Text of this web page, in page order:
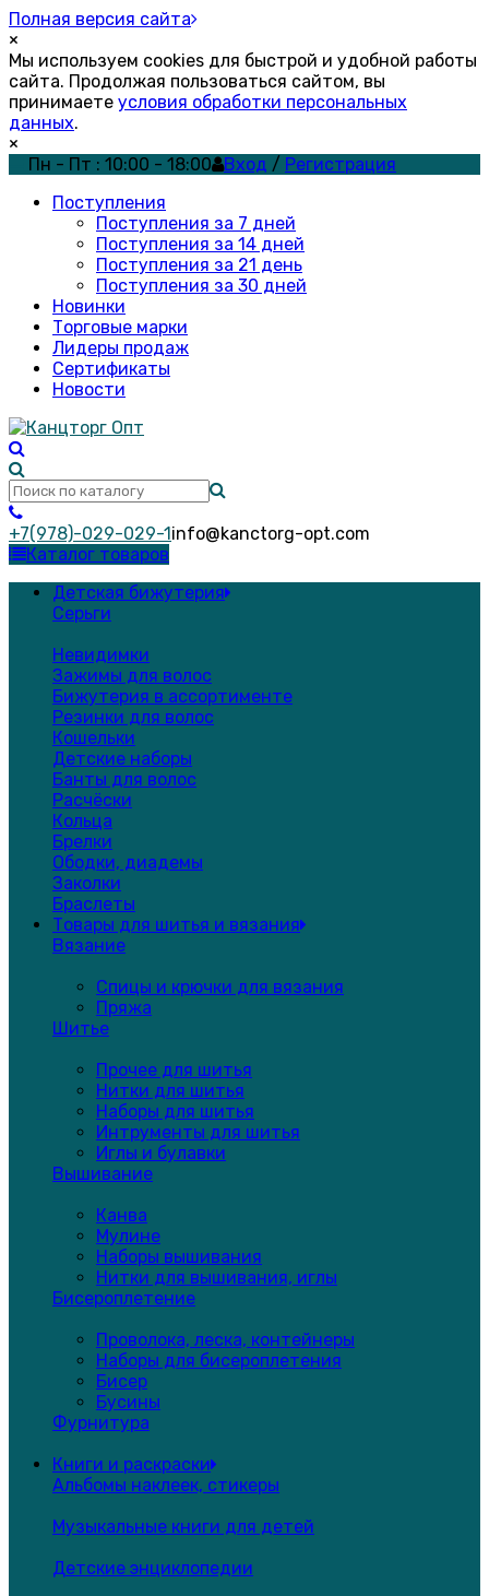
Полная версия сайта
×
Мы используем cookies для быстрой и удобной работы
сайта. Продолжая пользоваться сайтом, вы
принимаете условия обработки персональных
данных.
×
Пн - Пт : 10:00 - 18:00
Вход / Регистрация
Поступления
Поступления за 7 дней
Поступления за 14 дней
Поступления за 21 день
Поступления за 30 дней
Новинки
Торговые марки
Лидеры продаж
Сертификаты
Новости
+7(978)-029-029-1info@kanctorg-opt.com
Каталог товаров
Детская бижутерия
Серьги
Невидимки
Зажимы для волос
Бижутерия в ассортименте
Резинки для волос
Кошельки
Детские наборы
Банты для волос
Расчёски
Кольца
Брелки
Ободки, диадемы
Заколки
Браслеты
Товары для шитья и вязания
Вязание
Спицы и крючки для вязания
Пряжа
Шитье
Прочее для шитья
Нитки для шитья
Наборы для шитья
Интрументы для шитья
Иглы и булавки
Вышивание
Канва
Мулине
Наборы вышивания
Нитки для вышивания, иглы
Бисероплетение
Проволока, леска, контейнеры
Наборы для бисероплетения
Бисер
Бусины
Фурнитура
Книги и раскраски
Альбомы наклеек, стикеры
Музыкальные книги для детей
Детские энциклопедии